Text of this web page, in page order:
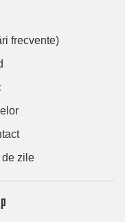
frecvente)
de zile